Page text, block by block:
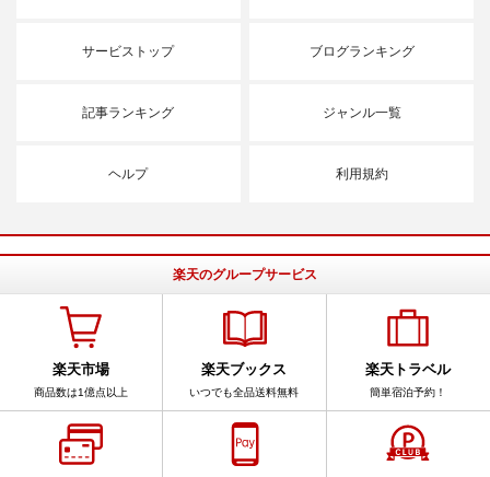
サービストップ ブログランキング
記事ランキング ジャンル一覧
ヘルプ 利用規約
楽天のグループサービス
楽天市場
商品数は1億点以上
楽天ブックス
いつでも全品送料無料
楽天トラベル
簡単宿泊予約！